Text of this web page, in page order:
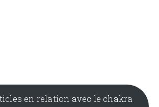
en relation avec le chakra